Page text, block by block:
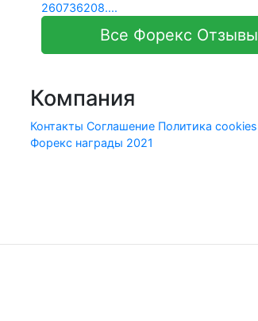
260736208....
Все Форекс Отзывы
Компания
Контакты Соглашение Политика cookies
Форекс награды 2021